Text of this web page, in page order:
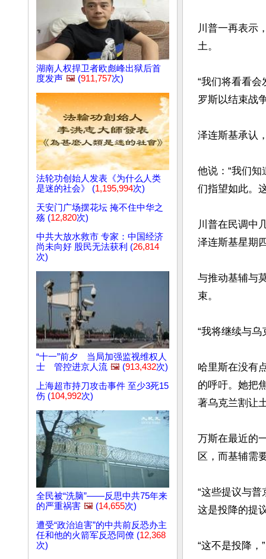
湖南人权捍卫者欧彪峰出狱后首
度发声 🖼️ (911,757次)
法轮功创始人发表《为什么人类
是迷的社会》 (1,195,994次)
天安门广场摆花坛 掩不住中华之
殇 (12,820次)
中共大放水救市 专家：中国经济
尚未向好 股民无法获利 (26,814
次)
“十一”前夕 当局加强监视维权人
士 管控进京人流 🖼️ (913,432次)
上海超市持刀攻击事件 至少3死15
伤 (104,992次)
全民被“洗脑”——反思中共75年来
的严重祸害 🖼️ (14,655次)
遭受“政治迫害”的中共前反恐办主
任和他的火箭军反恐同僚 (12,368
次)
川普一再表示
土。
“我们将看看
罗斯以结束战
泽连斯基承认
他说：“我们
们指望如此。
川普在民调中
泽连斯基星期
与推动基辅与
束。
“我将继续与
哈里斯在没有
的呼吁。她把
著乌克兰割让
万斯在最近的
区，而基辅需
“这些提议与
这是投降的提
“这不是投降，